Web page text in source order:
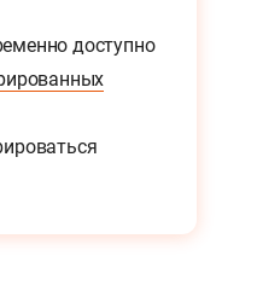
доступно